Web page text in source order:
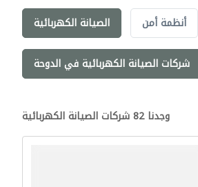
الصيانة الكهربائية أنظمة أمن
شركات الصيانة الكهربائية في الدوحة
وجدنا 82 شركات الصيانة الكهربائية